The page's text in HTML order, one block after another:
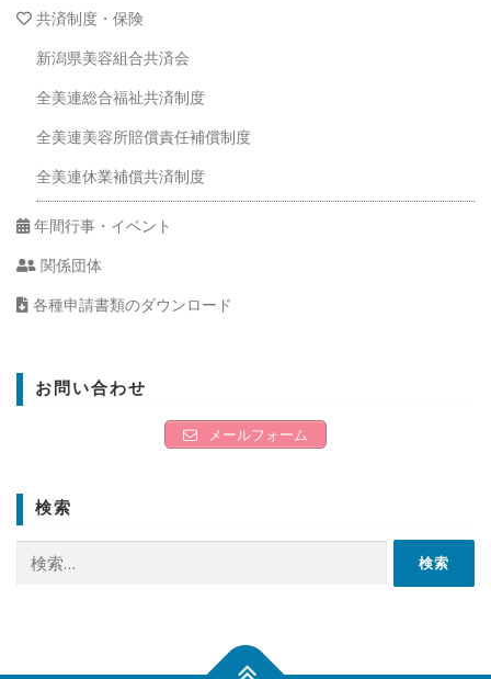
共済制度・保険
新潟県美容組合共済会
全美連総合福祉共済制度
全美連美容所賠償責任補償制度
全美連休業補償共済制度
年間行事・イベント
関係団体
各種申請書類のダウンロード
お問い合わせ
メールフォーム
検索